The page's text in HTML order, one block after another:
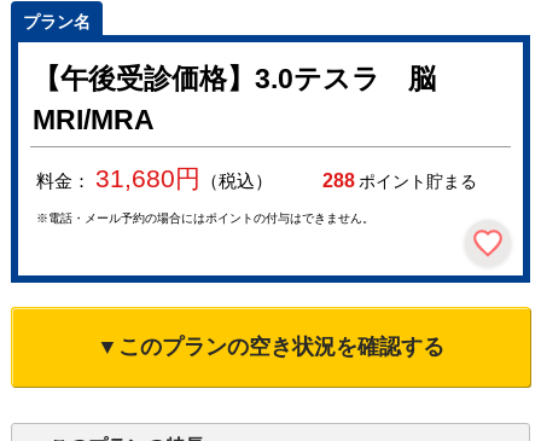
【午後受診価格】3.0テスラ 脳
MRI/MRA
料金： 31,680円 （税込） 288ポイント貯まる
※電話・メール予約の場合にはポイントの付与はできません。
▼このプランの空き状況を確認する